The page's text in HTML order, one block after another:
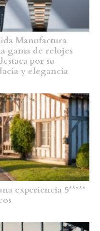
Manufactura
gama de relojes
por su
y elegancia
experiencia 5*****